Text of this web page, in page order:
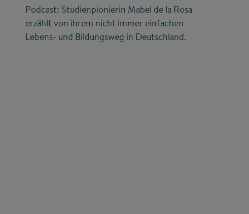
Podcast: Studienpionierin Mabel de la Rosa
erzählt von ihrem nicht immer einfachen
Lebens- und Bildungsweg in Deutschland.